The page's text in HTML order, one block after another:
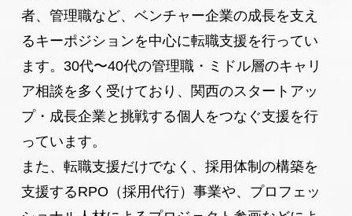
2023年08月21日
起業家インタビュー
株式会社ランプ 河野匠氏の記事を更新しました。
2023年08月01日 お知らせ
本社増床のお知らせ
社外アドバイザーとして田岡敬氏に就任頂きました。
2022年11月21日 お知らせ
一般社団法人グローバル人事塾様主催イベントに弊社
者、管理職など、ベンチャー企業の成長を支え
るキーポジションを中心に転職支援を行ってい
ます。30代〜40代の管理職・ミドル層のキャリ
ア相談を多く受けており、関西のスタートアッ
プ・成長企業と挑戦する個人をつなぐ支援を行
っています。
また、転職支援だけでなく、採用体制の構築を
支援するRPO（採用代行）事業や、プロフェッ